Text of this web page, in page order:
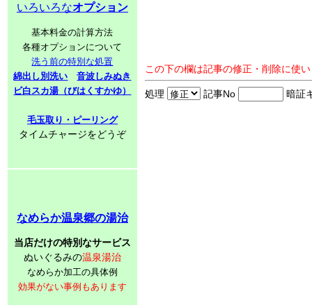
いろいろなオプション
基本料金の計算方法
各種オプションについて
洗う前の特別な処置
綿出し別洗い
音波しみぬき
ビ白スカ湯（びはくすかゆ）
毛玉取り・ピーリング
タイムチャージをどうぞ
なめらか温泉郷の湯治
当店だけの特別なサービス
ぬいぐるみの温泉湯治
なめらか加工の具体例
効果がない事例もあります
この下の欄は記事の修正・削除に使
処理 記事No 暗証